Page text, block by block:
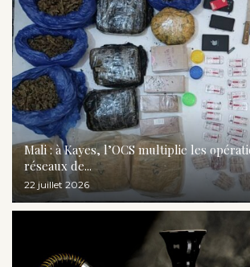
Mali : à Kayes, l’OCS multiplie les
réseaux de...
22 juillet 2026